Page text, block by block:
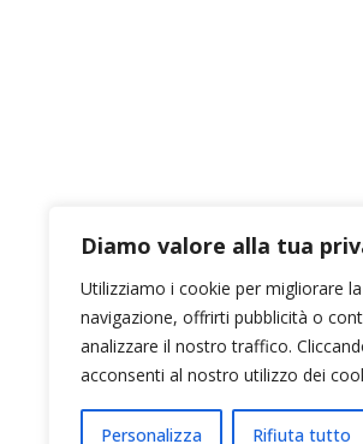
Diamo valore alla tua
Utilizziamo i cookie per migliorare
navigazione, offrirti pubblicità o
analizzare il nostro traffico.
acconsenti al nostro utilizzo dei
Personalizza Rifiuta tutto